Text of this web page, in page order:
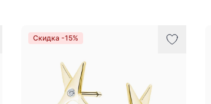
Скидка -15%